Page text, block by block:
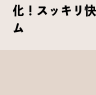
化！スッキリ
ム